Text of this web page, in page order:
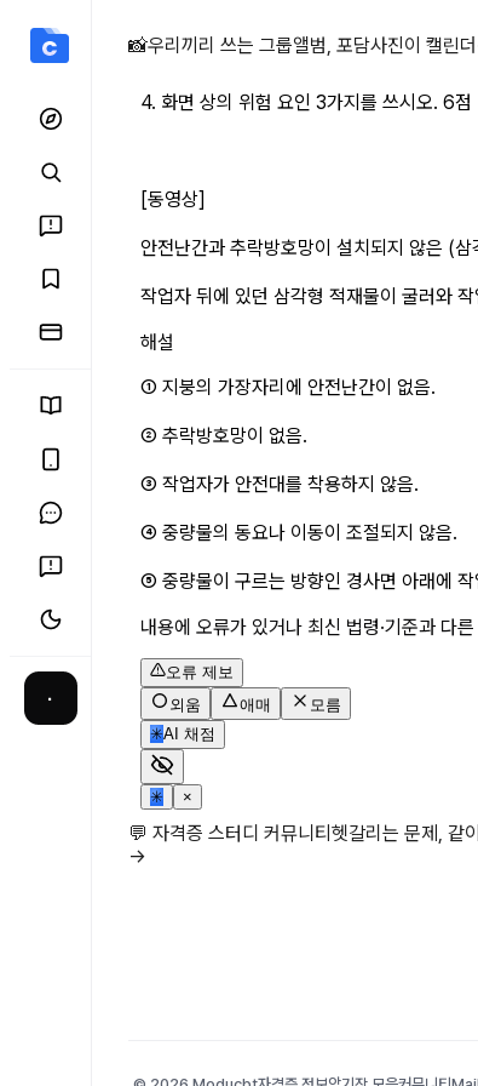
·
4. 화면 상의 위험 상세
📸우리끼리 쓰는 그룹앨범, 포담사진이 캘린
4. 화면 상의 위험 요인 3가지를 쓰시오. 6점
[동영상]
안전난간과 추락방호망이 설치되지 않은 (
작업자 뒤에 있던 삼각형 적재물이 굴러와
해설
① 지붕의 가장자리에 안전난간이 없음.
② 추락방호망이 없음.
③ 작업자가 안전대를 착용하지 않음.
④ 중량물의 동요나 이동이 조절되지 않음.
⑤ 중량물이 구르는 방향인 경사면 아래에 작
내용에 오류가 있거나 최신 법령·기준과 다
오류 제보
외움
애매
모름
✳AI 채점
✳ ×
💬 자격증 스터디 커뮤니티헷갈리는 문제, 같
→